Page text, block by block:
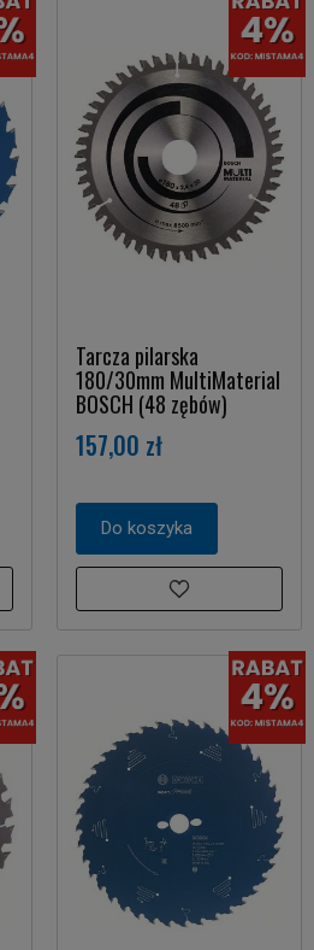
Tarcza pilarska
180/30mm MultiMaterial
BOSCH (48 zębów)
157,00 zł
Do koszyka